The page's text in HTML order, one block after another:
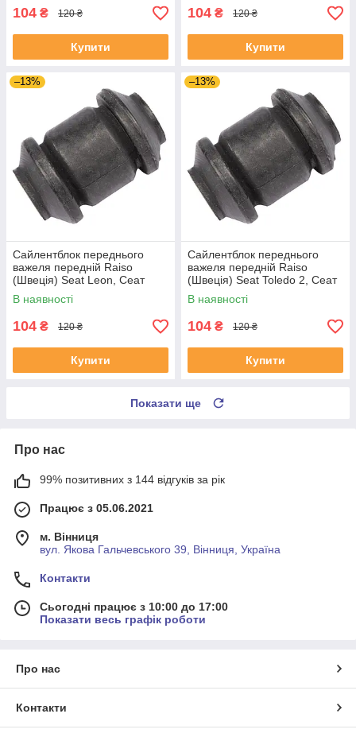
104 ₴ 120 ₴
Купити
104 ₴ 120 ₴
Купити
–13%
Сайлентблок переднього
важеля передній Raiso
(Швеція) Seat Leon, Сеат
Леон 99-06 #RL-1J0182V
UAYSBXG4
В наявності
104 ₴ 120 ₴
Купити
–13%
Сайлентблок переднього
важеля передній Raiso
(Швеція) Seat Toledo 2, Сеат
Толедо 2 99-06 #RL-1J0182V
UATOJRK4
В наявності
104 ₴ 120 ₴
Купити
Показати ще
Про нас
99% позитивних з 144 відгуків за рік
Працює з 05.06.2021
м. Вінниця
вул. Якова Гальчевського 39, Вінниця, Україна
Контакти
Сьогодні працює з 10:00 до 17:00
Показати весь графік роботи
Про нас
Контакти